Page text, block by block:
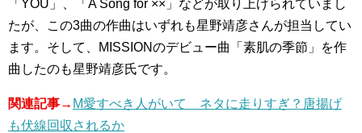
「YOU」、「A Song for ××」などが取り上げられていまし
たが、この3曲の作曲はいずれも星野靖彦さんが担当してい
ます。そして、MISSIONのデビュー曲「素肌の季節」を作
曲したのも星野靖彦氏です。
関連記事→ M愛すべき人がいて ネタに走りすぎ？唐揚げ
も伏線回収されるか